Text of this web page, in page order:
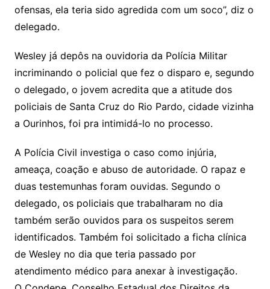
ofensas, ela teria sido agredida com um soco”, diz o
delegado.
Wesley já depôs na ouvidoria da Polícia Militar
incriminando o policial que fez o disparo e, segundo
o delegado, o jovem acredita que a atitude dos
policiais de Santa Cruz do Rio Pardo, cidade vizinha
a Ourinhos, foi pra intimidá-lo no processo.
A Polícia Civil investiga o caso como injúria,
ameaça, coação e abuso de autoridade. O rapaz e
duas testemunhas foram ouvidas. Segundo o
delegado, os policiais que trabalharam no dia
também serão ouvidos para os suspeitos serem
identificados. Também foi solicitado a ficha clínica
de Wesley no dia que teria passado por
atendimento médico para anexar à investigação.